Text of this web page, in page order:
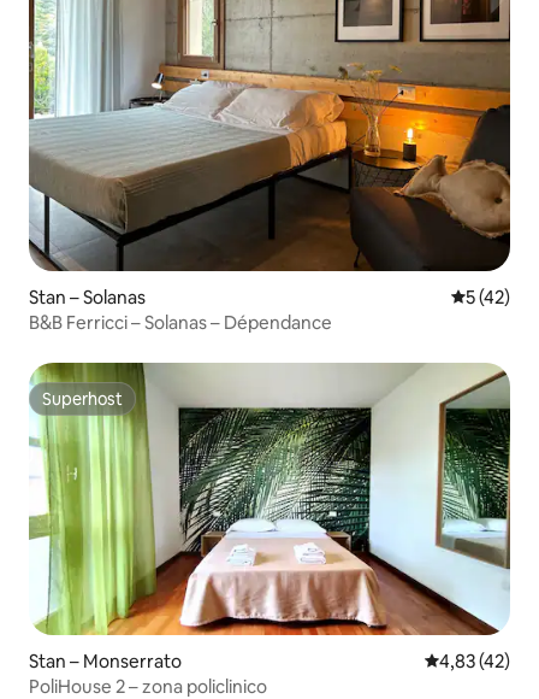
Stan – Solanas Prosječna
5 (42)
B&B Ferricci – Solanas – Dépendance
Superhost
Superhost
Stan – Monserrato Prosječna
4,83 (42)
PoliHouse 2 – zona policlinico